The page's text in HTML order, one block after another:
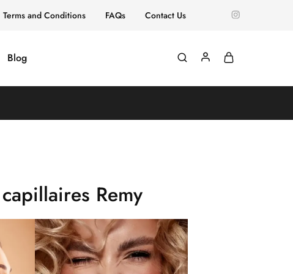
Terms and Conditions FAQs Contact Us
Blog
Remy